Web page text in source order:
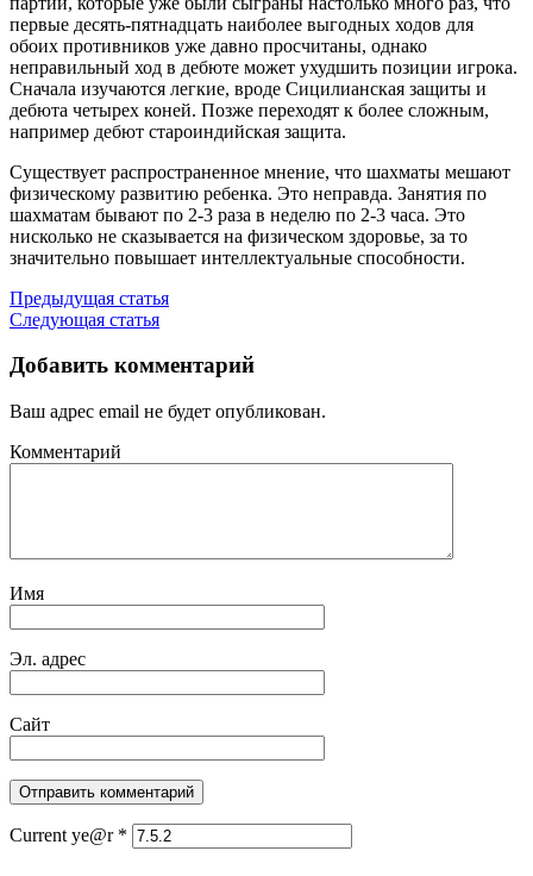
первые десять-пятнадцать наиболее выгодных ходов для
обоих противников уже давно просчитаны, однако
неправильный ход в дебюте может ухудшить позиции игрока.
Сначала изучаются легкие, вроде Cицилианская защиты и
дебюта четырех коней. Позже переходят к более сложным,
например дебют староиндийская защита.
Существует распространенное мнение, что шахматы мешают
физическому развитию ребенка. Это неправда. Занятия по
шахматам бывают по 2-3 раза в неделю по 2-3 часа. Это
нисколько не сказывается на физическом здоровье, за то
значительно повышает интеллектуальные способности.
Предыдущая статья
Следующая статья
Добавить комментарий
Ваш адрес email не будет опубликован.
Комментарий
Имя
Эл. адрес
Сайт
Current ye@r *